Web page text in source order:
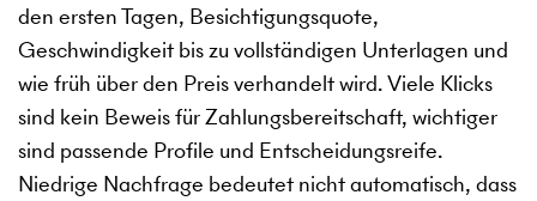
den ersten Tagen, Besichtigungsquote,
Geschwindigkeit bis zu vollständigen Unterlagen und
wie früh über den Preis verhandelt wird. Viele Klicks
sind kein Beweis für Zahlungsbereitschaft, wichtiger
sind passende Profile und Entscheidungsreife.
Niedrige Nachfrage bedeutet nicht automatisch, dass